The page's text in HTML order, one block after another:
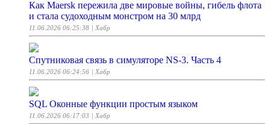
Как Maersk пережила две мировые войны, гибель флота
и стала судоходным монстром на 30 млрд
11.06.2026 06:25:38 | Хабр
Спутниковая связь в симуляторе NS-3. Часть 4
11.06.2026 06:24:56 | Хабр
SQL Оконные функции простым языком
11.06.2026 06:17:03 | Хабр